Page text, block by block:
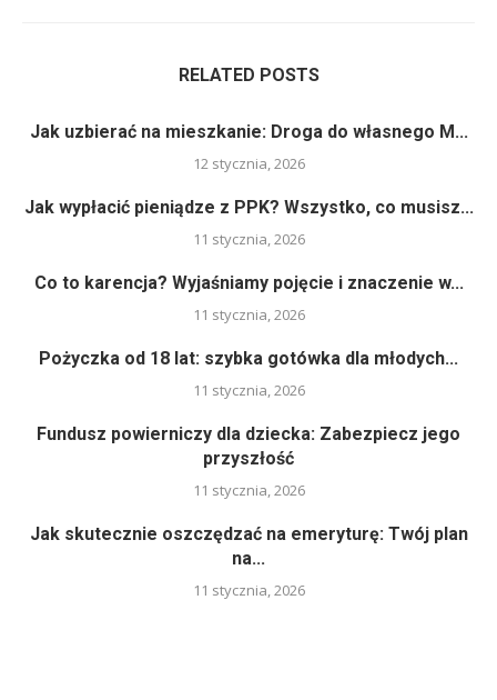
RELATED POSTS
Jak uzbierać na mieszkanie: Droga do własnego M...
12 stycznia, 2026
Jak wypłacić pieniądze z PPK? Wszystko, co musisz...
11 stycznia, 2026
Co to karencja? Wyjaśniamy pojęcie i znaczenie w...
11 stycznia, 2026
Pożyczka od 18 lat: szybka gotówka dla młodych...
11 stycznia, 2026
Fundusz powierniczy dla dziecka: Zabezpiecz jego
przyszłość
11 stycznia, 2026
Jak skutecznie oszczędzać na emeryturę: Twój plan
na...
11 stycznia, 2026